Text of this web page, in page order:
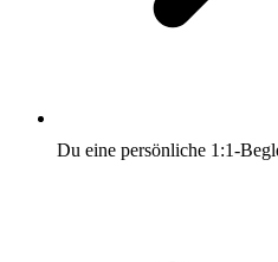
Du eine persönliche 1:1-